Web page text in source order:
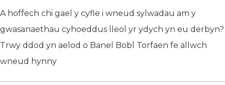
A hoffech chi gael y cyfle i wneud sylwadau am y
gwasanaethau cyhoeddus lleol yr ydych yn eu derbyn?
Trwy ddod yn aelod o Banel Bobl Torfaen fe allwch
wneud hynny